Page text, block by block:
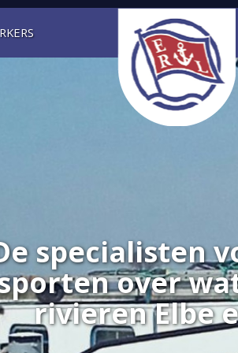
specialisten
over
rivieren Elbe